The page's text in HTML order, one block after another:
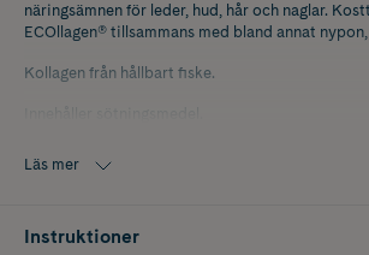
näringsämnen för leder, hud, hår och naglar.
ECOllagen® tillsammans med bland annat
Kollagen från hållbart fiske.
Läs mer
Instruktioner